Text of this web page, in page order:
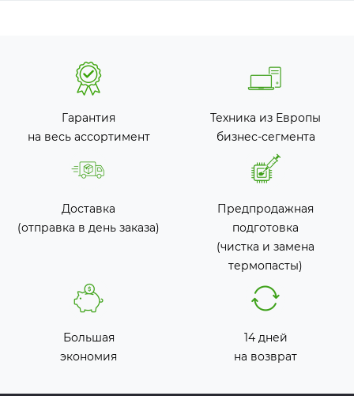
Гарантия
на весь ассортимент
Техника из Европы
бизнес-сегмента
Доставка
(отправка в день заказа)
Предпродажная
подготовка
(чистка и замена
термопасты)
Большая
экономия
14 дней
на возврат